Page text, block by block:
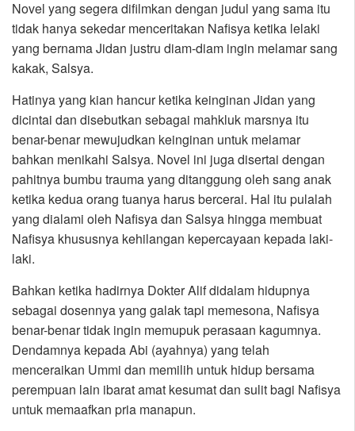
Novel yang segera difilmkan dengan judul yang sama itu
tidak hanya sekedar menceritakan Nafisya ketika lelaki
yang bernama Jidan justru diam-diam ingin melamar sang
kakak, Salsya.
Hatinya yang kian hancur ketika keinginan Jidan yang
dicintai dan disebutkan sebagai mahkluk marsnya itu
benar-benar mewujudkan keinginan untuk melamar
bahkan menikahi Salsya. Novel ini juga disertai dengan
pahitnya bumbu trauma yang ditanggung oleh sang anak
ketika kedua orang tuanya harus bercerai. Hal itu pulalah
yang dialami oleh Nafisya dan Salsya hingga membuat
Nafisya khususnya kehilangan kepercayaan kepada laki-
laki.
Bahkan ketika hadirnya Dokter Alif didalam hidupnya
sebagai dosennya yang galak tapi memesona, Nafisya
benar-benar tidak ingin memupuk perasaan kagumnya.
Dendamnya kepada Abi (ayahnya) yang telah
menceraikan Ummi dan memilih untuk hidup bersama
perempuan lain ibarat amat kesumat dan sulit bagi Nafisya
untuk memaafkan pria manapun.